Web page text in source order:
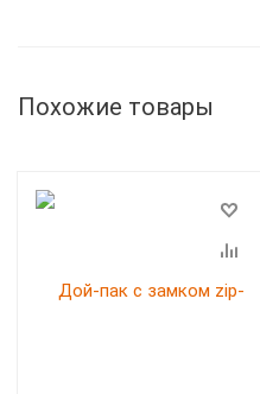
Похожие товары